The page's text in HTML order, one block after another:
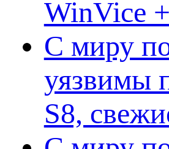
WinVice
С миру
уязвимы
S8,